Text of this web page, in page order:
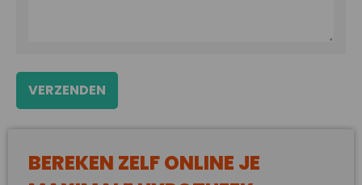
BEREKEN ZELF ONLINE JE